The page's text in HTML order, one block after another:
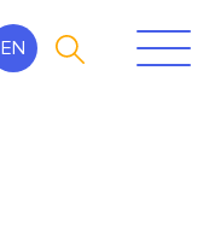
EN